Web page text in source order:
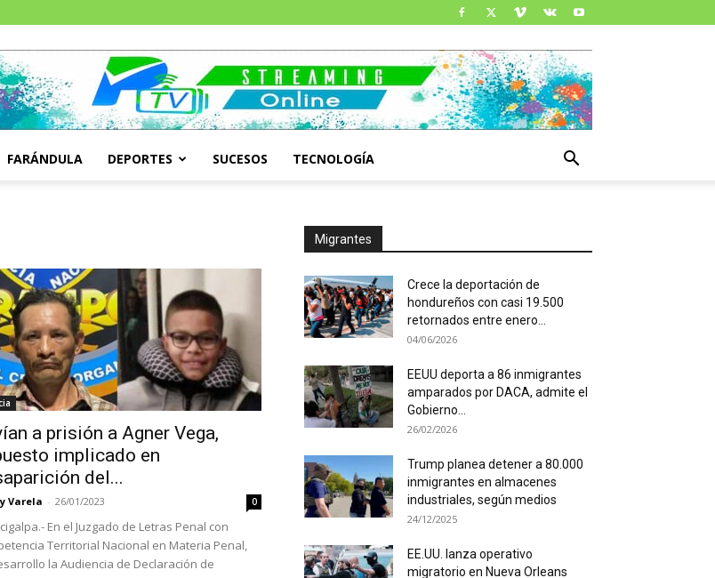
FARÁNDULA DEPORTES SUCESOS TECNOLOGÍA
a prisión a Agner Vega,
implicado en
del...
Varela - 26/01/2023 0
En el Juzgado de Letras Penal con
Territorial Nacional en Materia Penal,
la Audiencia de Declaración de
Migrantes
Crece la deportación de
hondureños con casi 19.500
retornados entre enero...
04/06/2026
EEUU deporta a 86 inmigrantes
amparados por DACA, admite el
Gobierno...
26/02/2026
Trump planea detener a 80.000
inmigrantes en almacenes
industriales, según medios
24/12/2025
EE.UU. lanza operativo
migratorio en Nueva Orleans